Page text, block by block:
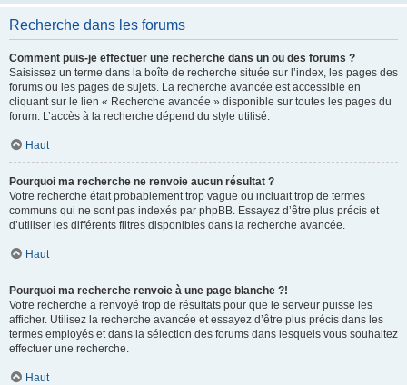
Recherche dans les forums
Comment puis-je effectuer une recherche dans un ou des forums ?
Saisissez un terme dans la boîte de recherche située sur l’index, les pages des
forums ou les pages de sujets. La recherche avancée est accessible en
cliquant sur le lien « Recherche avancée » disponible sur toutes les pages du
forum. L’accès à la recherche dépend du style utilisé.
Haut
Pourquoi ma recherche ne renvoie aucun résultat ?
Votre recherche était probablement trop vague ou incluait trop de termes
communs qui ne sont pas indexés par phpBB. Essayez d’être plus précis et
d’utiliser les différents filtres disponibles dans la recherche avancée.
Haut
Pourquoi ma recherche renvoie à une page blanche ?!
Votre recherche a renvoyé trop de résultats pour que le serveur puisse les
afficher. Utilisez la recherche avancée et essayez d’être plus précis dans les
termes employés et dans la sélection des forums dans lesquels vous souhaitez
effectuer une recherche.
Haut